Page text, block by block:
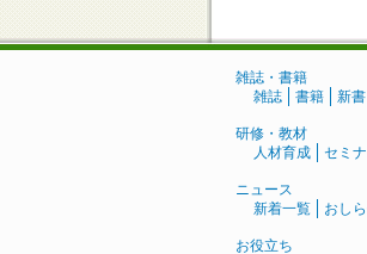
雑誌・書籍
雑誌
書籍 新書
研修・教材
人材育成
セミ
ニュース
新着一覧
おし
お役立ち